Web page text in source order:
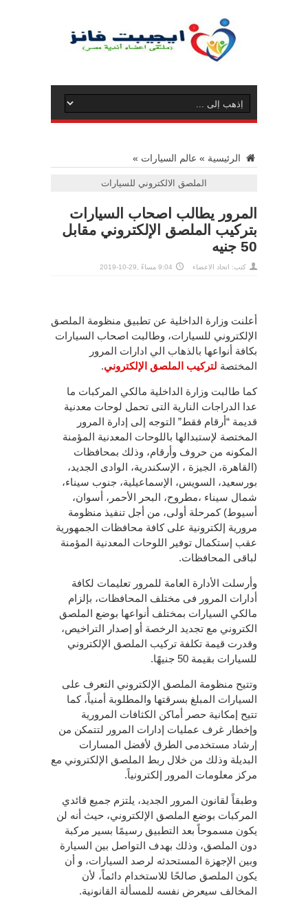
الرئيسية » عالم السيارات »
الملصق الالكتروني للسيارات
المرور يطالب اصحاب السيارات
بتركيب الملصق الإلكتروني مقابل
50 جنيه
كتب: اتحاد الاعضاء 9:04 مساءً ,29-10-2019
أعلنت وزارة الداخلية عن تطبيق منظومة الملصق
الإلكتروني للسيارات، وطالبت اصحاب السيارات
بكافة أنواعها بالذهاب الي ادارات المرور
المختصة لتركيب الملصق الإلكتروني.
كما طالبت وزارة الداخلية مالكي المركبات ما
عدا الدراجات النارية التى تحمل لوحات معدنية
قديمة “أرقام فقط” التوجه إلى إدارة المرور
المختصة لإستبدالها باللوحات المعدنية المؤمنة
المكونه من حروف وأرقام، وذلك بمحافظات
(القاهرة، الجيزة ، الإسكندرية، الوادى الجديد،
بورسعيد، السويس، الإسماعيلية، جنوب سيناء،
شمال سيناء ،مطروح، البحر الأحمر، أسوان،
أسيوط) كمرحلة أولى، من أجل تنفيذ منظومة
مرورية إلكترونية على كافة محافظات الجمهورية
عقب إستكمال توفير اللوحات المعدنية المؤمنة
لباقى المحافظات.
وأرسلت الأدارة العامة للمرور تعليمات لكافة
أدارات المرور فى مختلف المحافظات، بإلزام
مالكي السيارات بمختلف أنواعها بوضع الملصق
الكتروني مع تجديد الرخصة أو إصدار التراخيص،
وقدرت قيمة تكلفة تركيب الملصق الإلكتروني
للسيارات بقيمة 50 جنيهًا.
وتتيح منظومة الملصق الإلكتروني التعرف على
السيارات المبلغ بسرقتها والمطلوبة أمنياً، كما
تتيح إمكانية حصر أماكن الكثافات المرورية
وإخطار غرف عمليات إدارات المرور لتتمكن من
إرشاد مستخدمى الطرق لأفضل المسارات
البديلة وذلك من خلال ربط الملصق الإلكتروني مع
مركز معلومات المرور إلكترونياً.
وطبقاً لقانون المرور الجديد، يلتزم جميع قائدي
المركبات بوضع الملصق الإلكتروني، حيث أنه لن
يكون مسموحاً بعد التطبيق رسيمًا بسير مركبة
دون الملصق، وذلك بهدف التواصل بين السيارة
وبين الإجهزة المستحدثه لرصد السيارات، و أن
يكون الملصق صالحًا للاستخدام دائماً، ﻷن
المخالف سيعرض نفسه للمسألة القانونية.